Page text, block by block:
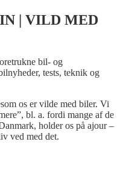
| VILD MED
bil- og
tests, teknik og
os er vilde med biler. Vi
bl. a. fordi mange af de
holder os på ajour –
ved med det.